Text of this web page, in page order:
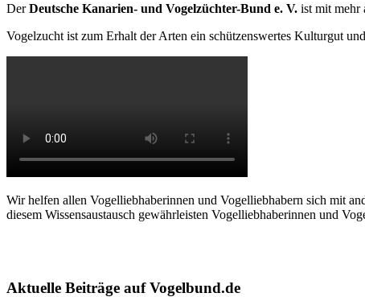
DerDeutsche Kanarien- und Vogelzüchter-Bund e. V. ist mit mehr
Vogelzucht ist zum Erhalt der Arten ein schützenswertes Kulturgut
Wir helfen allen Vogelliebhaberinnen und Vogelliebhabern sich mit
diesem Wissensaustausch gewährleisten Vogelliebhaberinnen und
Aktuelle Beiträge auf Vogelbund.de